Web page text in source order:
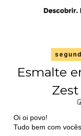
Esmalte
Oi oi povo!
Tudo bem com